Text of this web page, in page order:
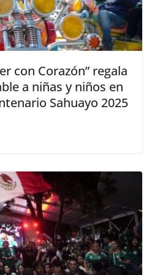
con Corazón” regala
a niñas y niños en
Sahuayo 2025